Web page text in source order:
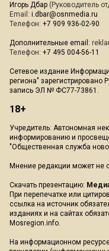
Игорь Дбар (Руководитель
Email: i.dbar@osnmedia.ru
Телефон: +7 909 936-02-90
Дополнительные email:
Телефон: +7 495 004-56-11
Сетевое издание
региона" зарегистрировано
запись ЭЛ № ФС77-73861.
18+
Учредитель: Автономная
информированию и
"Общественная служба
Мнение редакции может не
Скачать презентацию:
При перепечатке или
ссылка на источник
изданиях и на сайтах
Mosregion.info.
На информационном